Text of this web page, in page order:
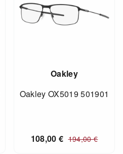
Oakley
Oakley OX5019 501901
108,00€ 194,00€